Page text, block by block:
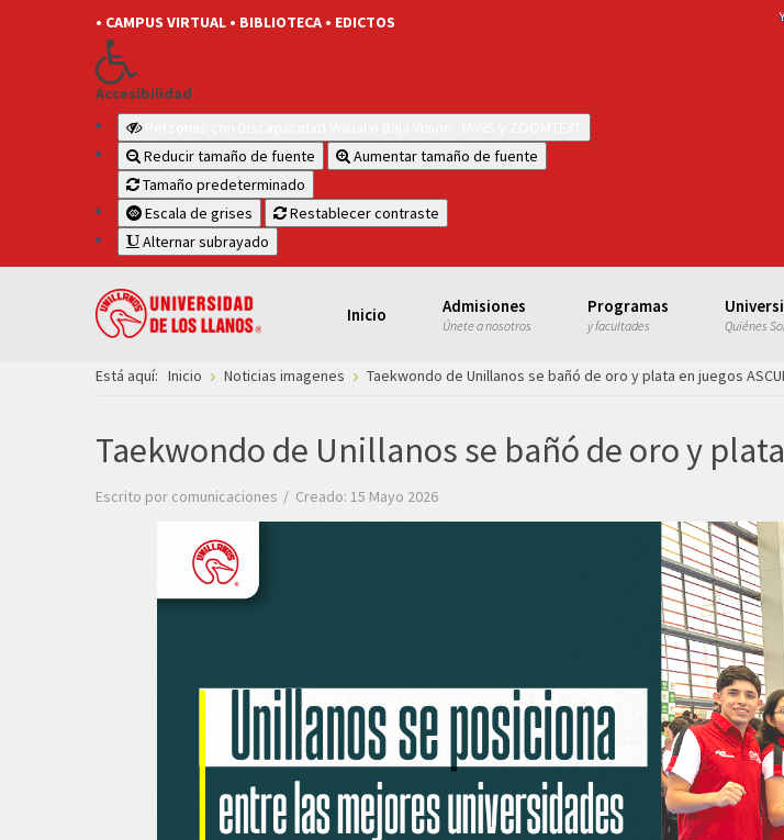
• CAMPUS VIRTUAL • BIBLIOTECA • EDICTOS
Accesibilidad
Reducir tamaño de fuente
Aumentar tamaño de fuente
Tamaño predeterminado
Escala de grises
Restablecer contraste
Alternar subrayado
Inicio Admisiones
Únete a nosotros
Programas
y facultades Quiénes
Está aquí: Inicio Noticias imagenes Taekwondo de Unillanos se bañó de oro y plata en juegos
Taekwondo de Unillanos se bañó de oro y
Escrito por comunicaciones Creado: 15 Mayo 2026